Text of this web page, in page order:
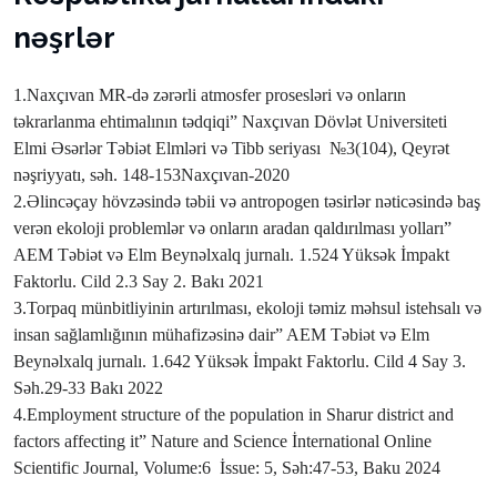
nəşrlər
1.Naxçıvan MR-də zərərli atmosfer prosesləri və onların
təkrarlanma ehtimalının tədqiqi” Naxçıvan Dövlət Universiteti
Elmi Əsərlər Təbiət Elmləri və Tibb seriyası №3(104), Qeyrət
nəşriyyatı, səh. 148-153Naxçıvan-2020
2.Əlincəçay hövzəsində təbii və antropogen təsirlər nəticəsində baş
verən ekoloji problemlər və onların aradan qaldırılması yolları”
AEM Təbiət və Elm Beynəlxalq jurnalı. 1.524 Yüksək İmpakt
Faktorlu. Cild 2.3 Say 2. Bakı 2021
3.Torpaq münbitliyinin artırılması, ekoloji təmiz məhsul istehsalı və
insan sağlamlığının mühafizəsinə dair” AEM Təbiət və Elm
Beynəlxalq jurnalı. 1.642 Yüksək İmpakt Faktorlu. Cild 4 Say 3.
Səh.29-33 Bakı 2022
4.Employment structure of the population in Sharur district and
factors affecting it” Nature and Science İnternational Online
Scientific Journal, Volume:6 İssue: 5, Səh:47-53, Baku 2024